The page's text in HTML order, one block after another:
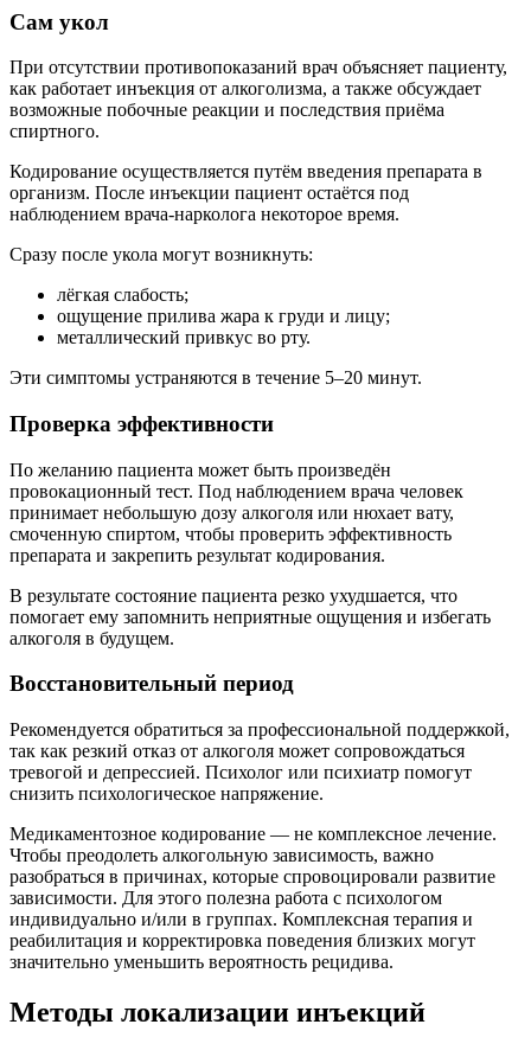
Сам укол
При отсутствии противопоказаний врач объясняет пациенту,
как работает инъекция от алкоголизма, а также обсуждает
возможные побочные реакции и последствия приёма
спиртного.
Кодирование осуществляется путём введения препарата в
организм. После инъекции пациент остаётся под
наблюдением врача-нарколога некоторое время.
Сразу после укола могут возникнуть:
лёгкая слабость;
ощущение прилива жара к груди и лицу;
металлический привкус во рту.
Эти симптомы устраняются в течение 5–20 минут.
Проверка эффективности
По желанию пациента может быть произведён
провокационный тест. Под наблюдением врача человек
принимает небольшую дозу алкоголя или нюхает вату,
смоченную спиртом, чтобы проверить эффективность
препарата и закрепить результат кодирования.
В результате состояние пациента резко ухудшается, что
помогает ему запомнить неприятные ощущения и избегать
алкоголя в будущем.
Восстановительный период
Рекомендуется обратиться за профессиональной поддержкой,
так как резкий отказ от алкоголя может сопровождаться
тревогой и депрессией. Психолог или психиатр помогут
снизить психологическое напряжение.
Медикаментозное кодирование — не комплексное лечение.
Чтобы преодолеть алкогольную зависимость, важно
разобраться в причинах, которые спровоцировали развитие
зависимости. Для этого полезна работа с психологом
индивидуально и/или в группах. Комплексная терапия и
реабилитация и корректировка поведения близких могут
значительно уменьшить вероятность рецидива.
Методы локализации инъекций